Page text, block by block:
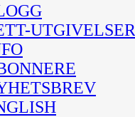
UTGIVELSER